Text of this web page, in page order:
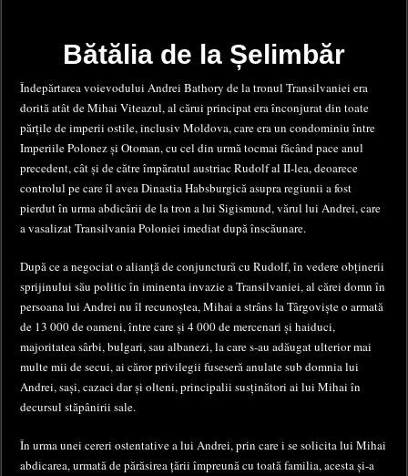
Bătălia de la Șelimbăr
Îndepărtarea voievodului Andrei Bathory de la tronul Transilvaniei era
dorită atât de Mihai Viteazul, al cărui principat era înconjurat din toate
părțile de imperii ostile, inclusiv Moldova, care era un condominiu între
Imperiile Polonez și Otoman, cu cel din urmă tocmai făcând pace anul
precedent, cât și de către împăratul austriac Rudolf al II-lea, deoarece
controlul pe care îl avea Dinastia Habsburgică asupra regiunii a fost
pierdut în urma abdicării de la tron a lui Sigismund, vărul lui Andrei, care
a vasalizat Transilvania Poloniei imediat după înscăunare.
După ce a negociat o alianță de conjunctură cu Rudolf, în vedere obținerii
sprijinului său politic în iminenta invazie a Transilvaniei, al cărei domn în
persoana lui Andrei nu îl recunoștea, Mihai a strâns la Târgoviște o armată
de 13 000 de oameni, între care și 4 000 de mercenari și haiduci,
majoritatea sârbi, bulgari, sau albanezi, la care s-au adăugat ulterior mai
multe mii de secui, ai căror privilegii fuseseră anulate sub domnia lui
Andrei, sași, cazaci dar și olteni, principalii susținători ai lui Mihai în
decursul stăpânirii sale.
În urma unei cereri ostentative a lui Andrei, prin care i se solicita lui Mihai
abdicarea, urmată de părăsirea țării împreună cu toată familia, acesta și-a